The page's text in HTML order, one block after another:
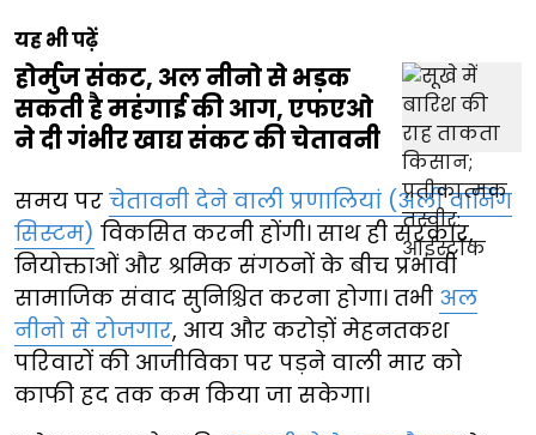
यह भी पढ़ें
होर्मुज संकट, अल नीनो से भड़क
सकती है महंगाई की आग, एफएओ
ने दी गंभीर खाद्य संकट की चेतावनी
समय पर चेतावनी देने वाली प्रणालियां (अर्ली वार्निंग
सिस्टम) विकसित करनी होंगी। साथ ही सरकार,
नियोक्ताओं और श्रमिक संगठनों के बीच प्रभावी
सामाजिक संवाद सुनिश्चित करना होगा। तभी अल
नीनो से रोजगार, आय और करोड़ों मेहनतकश
परिवारों की आजीविका पर पड़ने वाली मार को
काफी हद तक कम किया जा सकेगा।